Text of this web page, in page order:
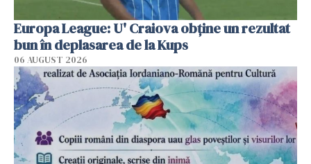
Europa League: U' Craiova obține un rezultat
bun în deplasarea de la Kups
06 AUGUST 2026